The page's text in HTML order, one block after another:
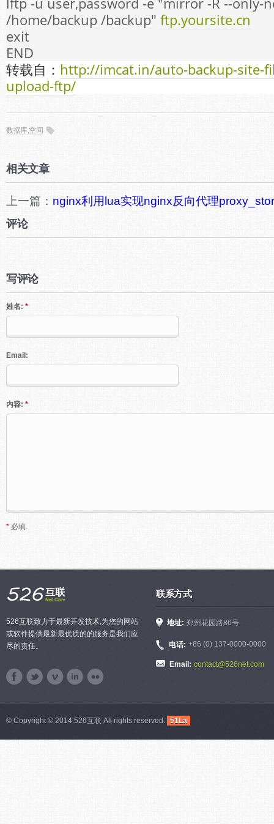
/home/backup /backup" ftp.yoursite.cn
exit
END
转载自： http://imcat.in/auto-backup-site-
upload-ftp/
数据库,空间
相关文章
上一篇： nginx利用lua实现nginx反向代理
评论
写评论
姓名: *
Email:
内容: *
* 必填.
526互联致力于最新开发技术,为您的网站
或软件提供最新最优质的的服务是我们应
尽的责任。
联系方式
地址: 郑州花园路86号
电话: +86 (0) 137-0000-0000
Email: contact@526net.com
© Copyright © 2014.526互联 All rights reserved. 51La